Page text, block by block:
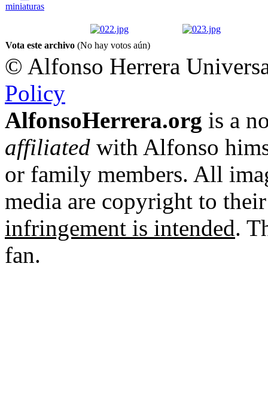
Vota este archivo (No hay votos aún)
© Alfonso Herrera
Policy
AlfonsoHerrera.org is a
affiliated with Alfonso
or family members. All
media are copyright to
infringement is intended.
fan.